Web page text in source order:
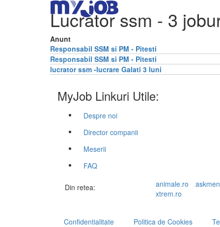
Lucrator ssm - 3
Anunt
Responsabil SSM si PM - Pitesti
Responsabil SSM si PM - Pitesti
lucrator ssm -lucrare Galati 3 luni
MyJob Linkuri Utile:
Despre noi
Director companii
Meserii
FAQ
Din retea: animale.ro
xtrem.ro
Confidentialitate Politica de Cookies